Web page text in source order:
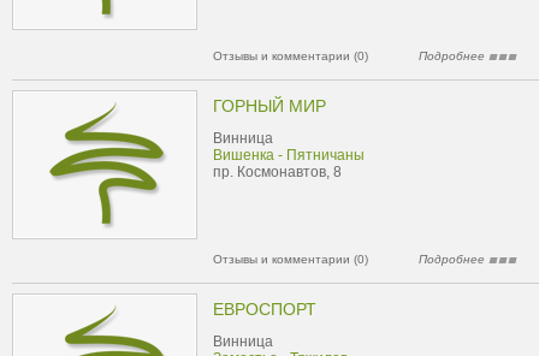
Отзывы и комментарии (0) Подробнее
ГОРНЫЙ МИР
Винница
Вишенка - Пятничаны
пр. Космонавтов, 8
Отзывы и комментарии (0) Подробнее
ЕВРОСПОРТ
Винница